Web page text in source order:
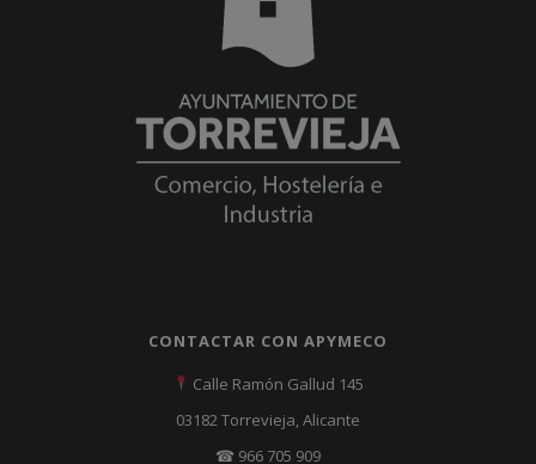
CONTACTAR CON APYMECO
Calle Ramón Gallud 145
03182 Torrevieja, Alicante
☎ 966 705 909